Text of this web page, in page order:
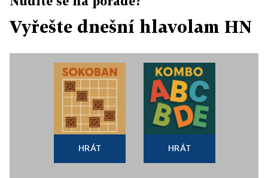
Vyřešte dnešní hlavolam HN
HRÁT HRÁT